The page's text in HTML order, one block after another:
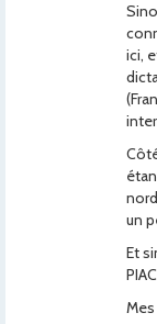
ici,
un
Et